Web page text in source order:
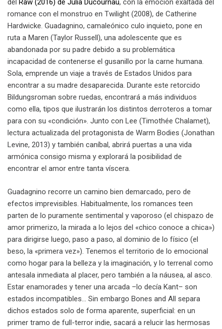
del Raw (2016) de Julia Ducournau, con la emoción exaltada del
romance con el monstruo en Twilight (2008), de Catherine
Hardwicke. Guadagnino, camaleónico culo inquieto, pone en
ruta a Maren (Taylor Russell), una adolescente que es
abandonada por su padre debido a su problemática
incapacidad de contenerse el gusanillo por la carne humana.
Sola, emprende un viaje a través de Estados Unidos para
encontrar a su madre desaparecida. Durante este retorcido
Bildungsroman sobre ruedas, encontrará a más individuos
como ella, tipos que ilustrarán los distintos derroteros a tomar
para con su «condición». Junto con Lee (Timothée Chalamet),
lectura actualizada del protagonista de Warm Bodies (Jonathan
Levine, 2013) y también caníbal, abrirá puertas a una vida
armónica consigo misma y explorará la posibilidad de
encontrar el amor entre tanta víscera.
Guadagnino recorre un camino bien demarcado, pero de
efectos imprevisibles. Habitualmente, los romances teen
parten de lo puramente sentimental y vaporoso (el chispazo de
amor primerizo, la mirada a lo lejos del «chico conoce a chica»)
para dirigirse luego, paso a paso, al dominio de lo físico (el
beso, la «primera vez»). Tenemos el territorio de lo emocional
como hogar para la belleza y la imaginación, y lo terrenal como
antesala inmediata al placer, pero también a la náusea, al asco.
Estar enamorades y tener una arcada –lo decía Kant– son
estados incompatibles… Sin embargo Bones and All separa
dichos estados solo de forma aparente, superficial: en un
primer tramo de full-terror indie, sacará a relucir las hermosas